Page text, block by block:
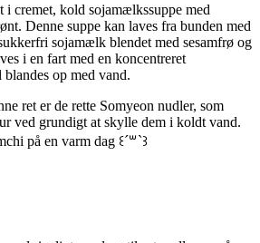
i cremet, kold sojamælkssuppe med
Denne suppe kan laves fra bunden med
sojamælk blendet med sesamfrø og
i en fart med en koncentreret
blandes op med vand.
ret er de rette Somyeon nudler, som
ved grundigt at skylle dem i koldt vand.
på en varm dag ꒰´꒳`꒱